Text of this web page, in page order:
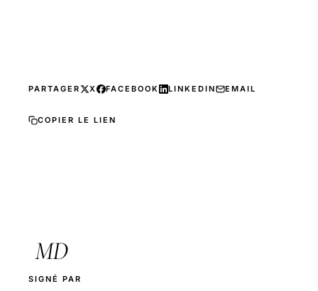
PARTAGER X FACEBOOK LINKEDIN EMAIL
COPIER LE LIEN
MD
SIGNÉ PAR